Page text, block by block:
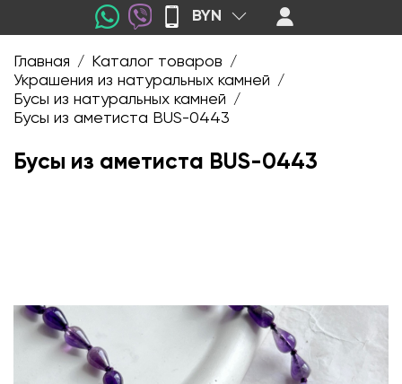
BYN
Главная / Каталог товаров /
Украшения из натуральных камней /
Бусы из натуральных камней /
Бусы из аметиста BUS-0443
Бусы из аметиста BUS-0443